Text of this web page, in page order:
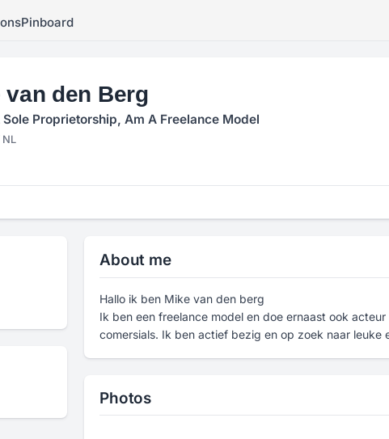
Pinboard
van den Berg
Sole Proprietorship, Am A Freelance Model
About me
Hallo ik ben Mike van den berg
Ik ben een freelance model en doe ernaast ook
comersials. Ik ben actief bezig en op zoek naar leuke
Photos